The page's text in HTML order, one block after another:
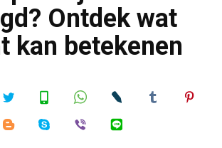
Ontdek wat
kan betekenen